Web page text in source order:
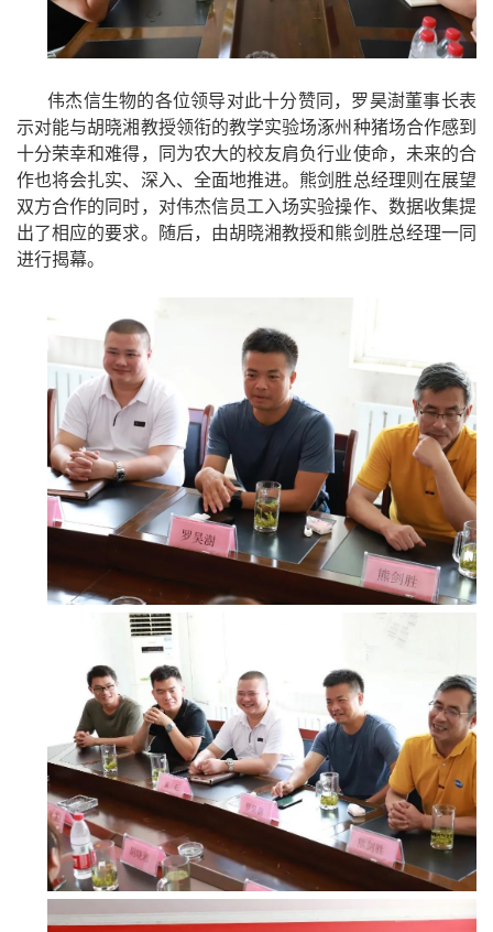
伟杰信生物的各位领导对此十分赞同，罗昊澍董事长表
示对能与胡晓湘教授领衔的教学实验场涿州种猪场合作感到
十分荣幸和难得，同为农大的校友肩负行业使命，未来的合
作也将会扎实、深入、全面地推进。熊剑胜总经理则在展望
双方合作的同时，对伟杰信员工入场实验操作、数据收集提
出了相应的要求。随后，由胡晓湘教授和熊剑胜总经理一同
进行揭幕。